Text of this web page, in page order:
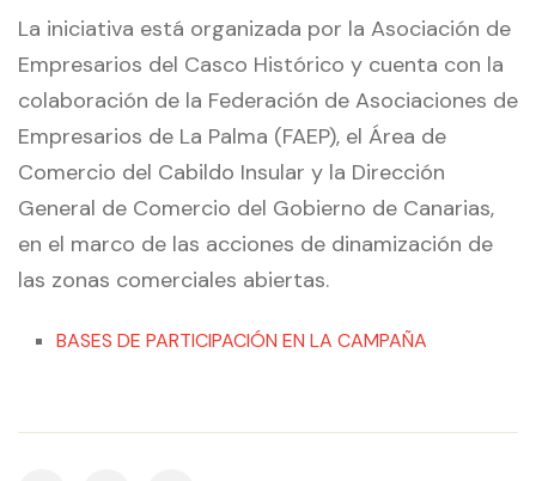
La iniciativa está organizada por la Asociación de
Empresarios del Casco Histórico y cuenta con la
colaboración de la Federación de Asociaciones de
Empresarios de La Palma (FAEP), el Área de
Comercio del Cabildo Insular y la Dirección
General de Comercio del Gobierno de Canarias,
en el marco de las acciones de dinamización de
las zonas comerciales abiertas.
BASES DE PARTICIPACIÓN EN LA CAMPAÑA